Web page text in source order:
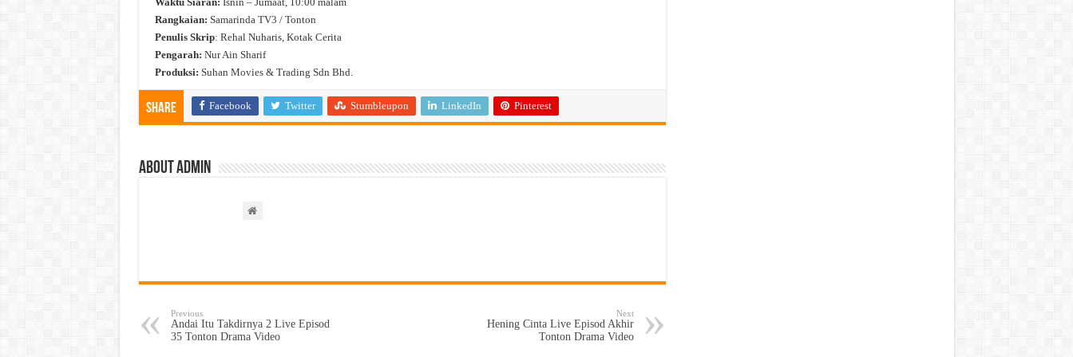
Rangkaian: Samarinda TV3 / Tonton
Penulis Skrip: Rehal Nuharis, Kotak Cerita
Pengarah: Nur Ain Sharif
Produksi: Suhan Movies & Trading Sdn Bhd.
Share Facebook Twitter Stumbleupon LinkedIn Pinterest
About admin
Previous
Andai Itu Takdirnya 2 Live Episod
35 Tonton Drama Video
Next
Hening Cinta Live Episod Akhir
Tonton Drama Video